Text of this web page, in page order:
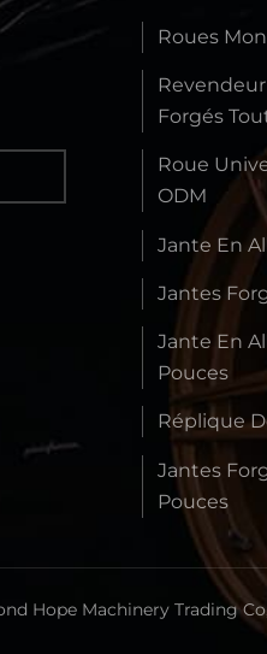
Roues
Forgés
Roue
ODM
Jante En
Jantes
Jante En
Pouces
Réplique
Jantes
Pouces
Hope Machinery Trading